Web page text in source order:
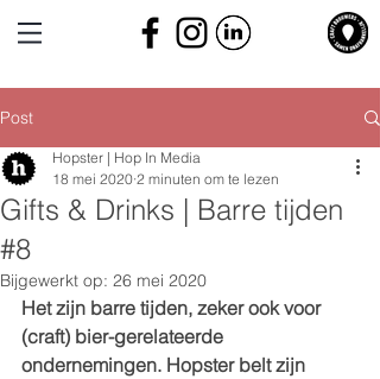
Post
Gifts & Drinks | Barre tijden
#8
Hopster | Hop In Media
18 mei 2020 2 minuten om te lezen
Bijgewerkt op: 26 mei 2020
Het zijn barre tijden, zeker ook voor
(craft) bier-gerelateerde
ondernemingen. Hopster belt zijn